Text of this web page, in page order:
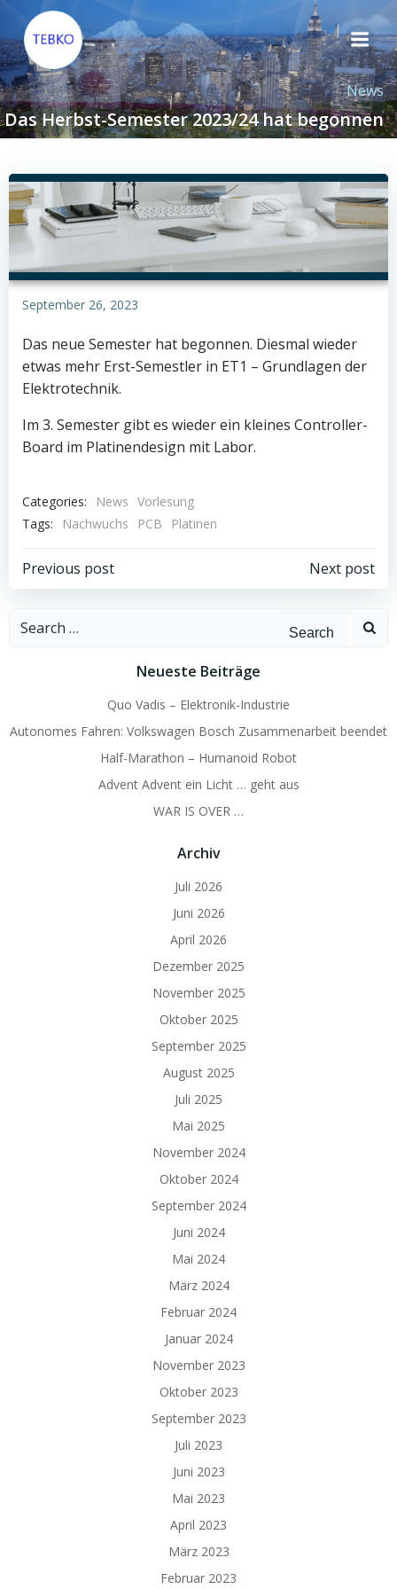
Inhalt
springen
News
Das Herbst-Semester 2023/24 hat begonnen
September 26, 2023
Das neue Semester hat begonnen. Diesmal wieder
etwas mehr Erst-Semestler in ET1 – Grundlagen der
Elektrotechnik.
Im 3. Semester gibt es wieder ein kleines Controller-
Board im Platinendesign mit Labor.
Categories: News Vorlesung
Tags:
Nachwuchs PCB Platinen
Beitragsnavigation
Previous post Next post
Search
Neueste Beiträge
Quo Vadis – Elektronik-Industrie
Autonomes Fahren: Volkswagen Bosch Zusammenarbeit beendet
Half-Marathon – Humanoid Robot
Advent Advent ein Licht … geht aus
WAR IS OVER …
Archiv
Juli 2026
Juni 2026
April 2026
Dezember 2025
November 2025
Oktober 2025
September 2025
August 2025
Juli 2025
Mai 2025
November 2024
Oktober 2024
September 2024
Juni 2024
Mai 2024
März 2024
Februar 2024
Januar 2024
November 2023
Oktober 2023
September 2023
Juli 2023
Juni 2023
Mai 2023
April 2023
März 2023
Februar 2023